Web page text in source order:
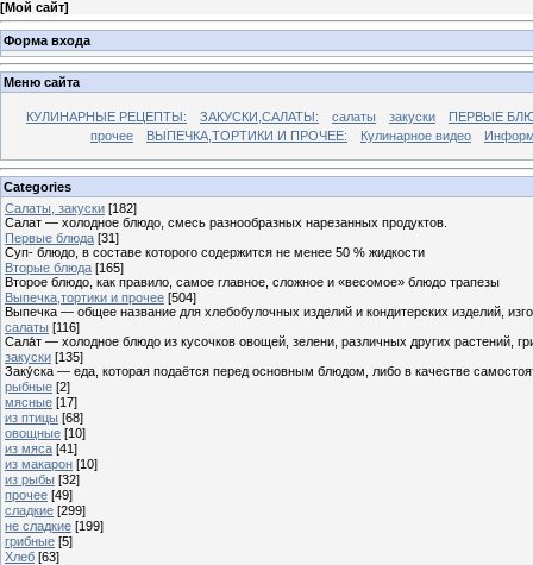
[Мой сайт]
Форма входа
Меню сайта
КУЛИНАРНЫЕ РЕЦЕПТЫ: ЗАКУСКИ,САЛАТЫ: салаты закуски
ПЕРВЫЕ
прочее
ВЫПЕЧКА,ТОРТИКИ И ПРОЧЕЕ: Кулинарное видео
Categories
Cалаты, закуски [182]
Салат — холодное блюдо, смесь разнообразных нарезанных продуктов.
Первые блюда [31]
Суп- блюдо, в составе которого содержится не менее 50 % жидкости
Вторые блюда [165]
Второе блюдо, как правило, самое главное, сложное и «весомое» блюдо трапезы
Выпечка,тортики и прочее [504]
Выпечка — общее название для хлебобулочных изделий и кондитерских изделий,
салаты [116]
Сала́т — холодное блюдо из кусочков овощей, зелени, различных других растений,
закуски [135]
Заку́ска — еда, которая подаётся перед основным блюдом, либо в качестве
рыбные [2]
мясные [17]
из птицы [68]
овощные [10]
из мяса [41]
из макарон [10]
из рыбы [32]
прочее [49]
сладкие [299]
не сладкие [199]
грибные [5]
Хлеб [63]